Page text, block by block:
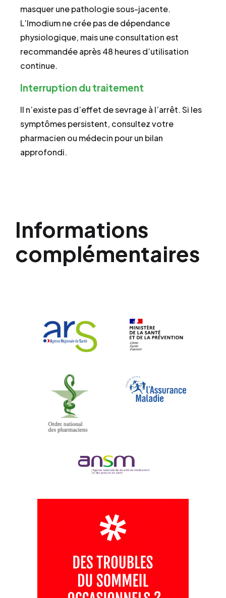
masquer une pathologie sous-jacente.
L’Imodium ne crée pas de dépendance
physiologique, mais une consultation est
recommandée après 48 heures d’utilisation
continue.
Interruption du traitement
Il n’existe pas d’effet de sevrage à l’arrêt. Si les
symptômes persistent, consultez votre
pharmacien ou médecin pour un bilan
approfondi.
Informations
complémentaires